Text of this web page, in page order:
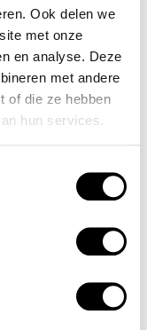
Ook delen we
met onze
en analyse. Deze
met andere
of die ze hebben
hun services.